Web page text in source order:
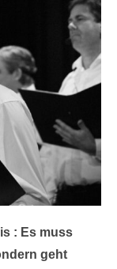
: Es muss
geht